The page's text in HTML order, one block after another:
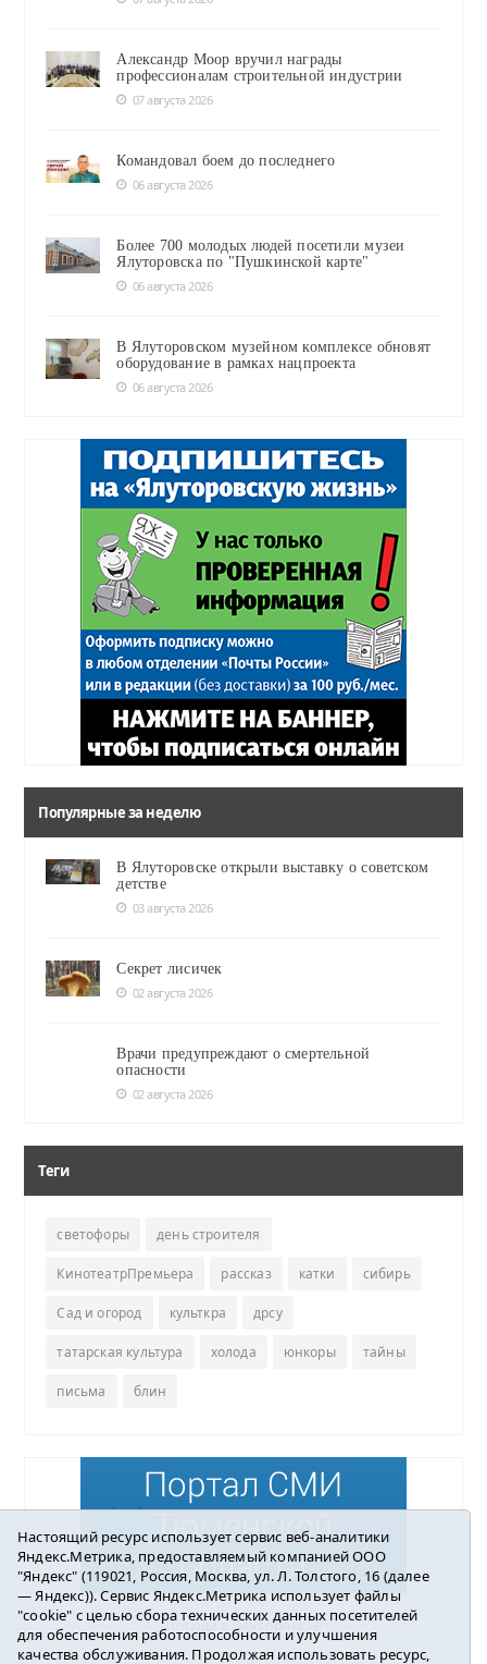
Александр Моор вручил награды
профессионалам строительной индустрии
07 августа 2026
Командовал боем до последнего
06 августа 2026
Более 700 молодых людей посетили музеи
Ялуторовска по "Пушкинской карте"
06 августа 2026
В Ялуторовском музейном комплексе обновят
оборудование в рамках нацпроекта
06 августа 2026
Популярные за неделю
В Ялуторовске открыли выставку о советском
детстве
03 августа 2026
Секрет лисичек
02 августа 2026
Врачи предупреждают о смертельной
опасности
02 августа 2026
Теги
светофоры день строителя
КинотеатрПремьера рассказ катки сибирь
Сад и огород культкра дрсу
татарская культура холода юнкоры тайны
письма блин
Погода в Ялуторовске
Настоящий ресурс использует сервис веб-аналитики
Яндекс.Метрика, предоставляемый компанией ООО
"Яндекс" (119021, Россия, Москва, ул. Л. Толстого, 16 (далее
— Яндекс)). Сервис Яндекс.Метрика использует файлы
"cookie" с целью сбора технических данных посетителей
для обеспечения работоспособности и улучшения
качества обслуживания. Продолжая использовать ресурс,